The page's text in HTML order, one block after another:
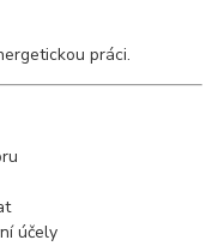
práci.
účely